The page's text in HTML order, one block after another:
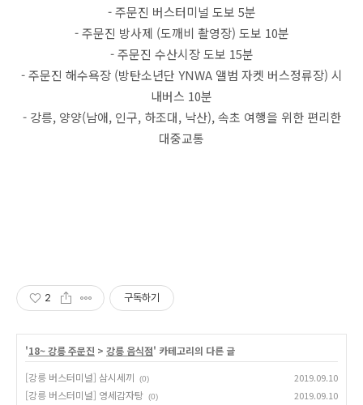
- 주문진 버스터미널 도보 5분
- 주문진 방사제 (도깨비 촬영장) 도보 10분
- 주문진 수산시장 도보 15분
- 주문진 해수욕장 (방탄소년단 YNWA 앨범 자켓 버스정류장) 시
내버스 10분
- 강릉, 양양(남애, 인구, 하조대, 낙산), 속초 여행을 위한 편리한
대중교통
2 구독하기
'18~ 강릉 주문진 > 강릉 음식점' 카테고리의 다른 글
[강릉 버스터미널] 삼시세끼
(0) 2019.09.10
[강릉 버스터미널] 영세감자탕 (0) 2019.09.10